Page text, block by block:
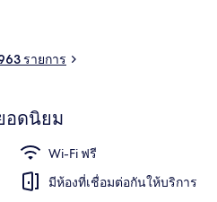
รายการ
อดนิยม
Wi-Fi ฟรี
มีห้องที่เชื่อมต่อกันให้บริการ